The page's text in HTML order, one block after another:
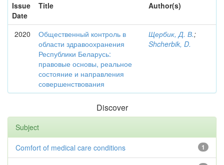
Issue
Date
Title Author(s)
2020
Общественный контроль в
области здравоохранения
Республики Беларусь:
правовые основы, реальное
состояние и направления
совершенствования
Щербик, Д. В.;
Shcherbik, D.
Discover
Subject
1
Comfort of medical care conditions